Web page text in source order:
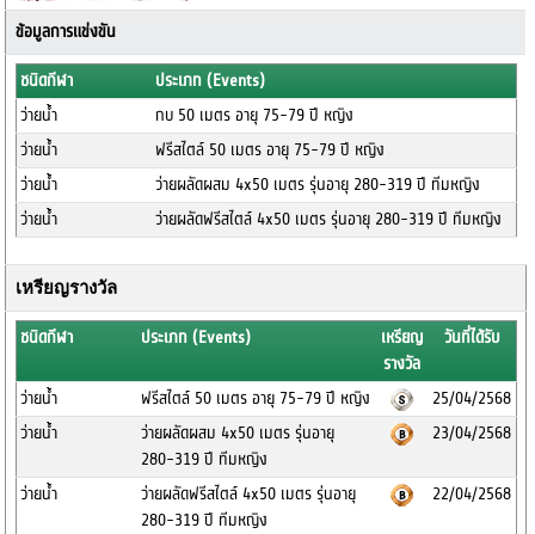
ข้อมูลการแข่งขัน
ชนิดกีฬา
ประเภท (Events)
ว่ายน้ำ
กบ 50 เมตร อายุ 75-79 ปี หญิง
ว่ายน้ำ
ฟรีสไตล์ 50 เมตร อายุ 75-79 ปี หญิง
ว่ายน้ำ
ว่ายผลัดผสม 4x50 เมตร รุ่นอายุ 280-319 ปี ทีมหญิง
ว่ายน้ำ
ว่ายผลัดฟรีสไตล์ 4x50 เมตร รุ่นอายุ 280-319 ปี ทีมหญิง
เหรียญรางวัล
ชนิดกีฬา ประเภท (Events)
เหรียญ
รางวัล
วันที่ได้รับ
ว่ายน้ำ ฟรีสไตล์ 50 เมตร อายุ 75-79 ปี หญิง
25/04/2568
ว่ายน้ำ
ว่ายผลัดผสม 4x50 เมตร รุ่นอายุ
280-319 ปี ทีมหญิง
23/04/2568
ว่ายน้ำ
ว่ายผลัดฟรีสไตล์ 4x50 เมตร รุ่นอายุ
280-319 ปี ทีมหญิง
22/04/2568